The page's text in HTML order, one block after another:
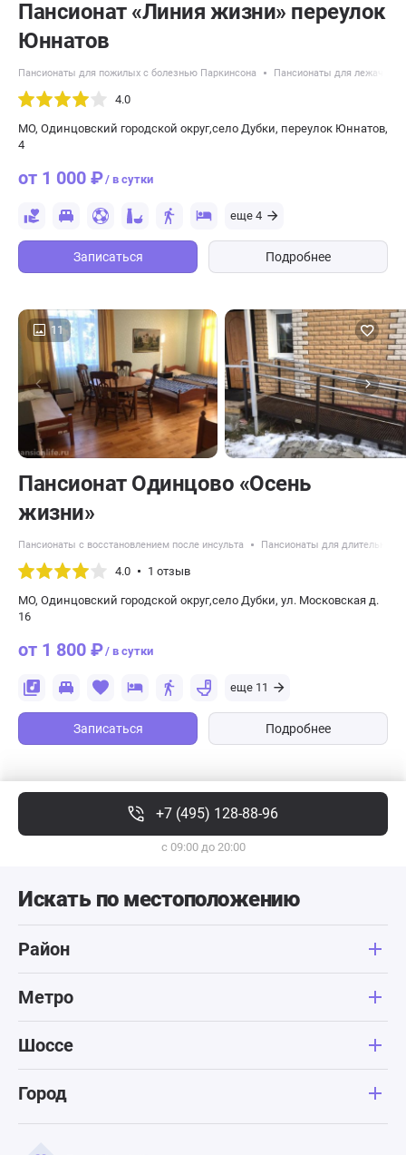
Пансионат «Линия жизни» переулок
Юннатов
Пансионаты для пожилых с болезнью Паркинсона Пансионаты для лежачих
4.0
МО, Одинцовский городской округ,село Дубки, переулок Юннатов,
4
от 1 000 ₽/ в сутки
еще 4
Записаться Подробнее
11
Пансионат Одинцово «Осень
жизни»
Пансионаты с восстановлением после инсульта Пансионаты для длительного
4.0 1 отзыв
МО, Одинцовский городской округ,село Дубки, ул. Московская д.
16
от 1 800 ₽/ в сутки
еще 11
Записаться Подробнее
+7 (495) 128-88-96
с 09:00 до 20:00
Искать по местоположению
Район
Метро
Шоссе
Город